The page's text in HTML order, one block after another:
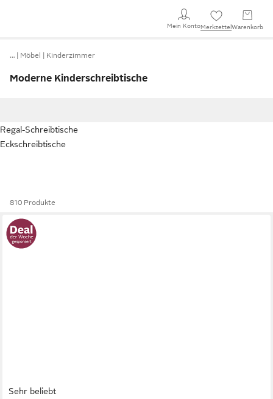
Mein KontoMerkzettel Warenkorb
… Möbel Kinderzimmer
Moderne Kinderschreibtische
Regal-Schreibtische
Eckschreibtische
810 Produkte
Sehr beliebt